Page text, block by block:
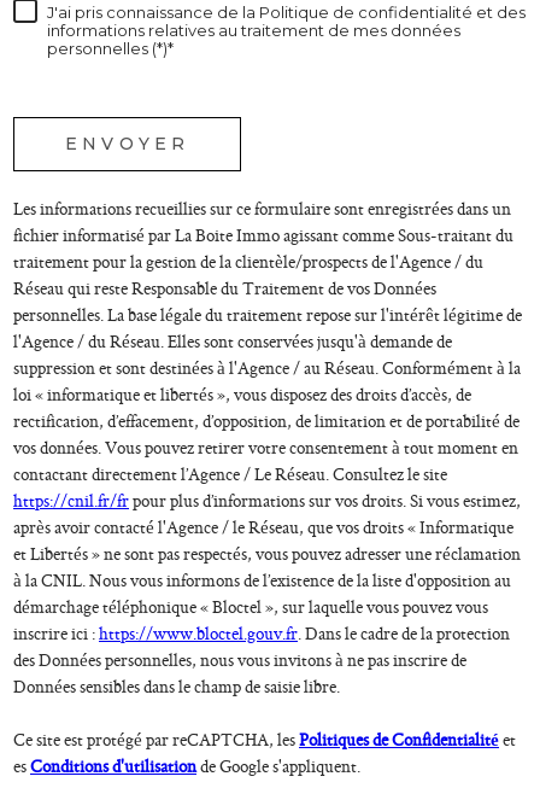
J'ai pris connaissance de la Politique de confidentialité et des
informations relatives au traitement de mes données
personnelles (*)*
ENVOYER
Les informations recueillies sur ce formulaire sont enregistrées dans un
fichier informatisé par La Boite Immo agissant comme Sous-traitant du
traitement pour la gestion de la clientèle/prospects de l'Agence / du
Réseau qui reste Responsable du Traitement de vos Données
personnelles. La base légale du traitement repose sur l'intérêt légitime de
l'Agence / du Réseau. Elles sont conservées jusqu'à demande de
suppression et sont destinées à l'Agence / au Réseau. Conformément à la
loi « informatique et libertés », vous disposez des droits d’accès, de
rectification, d’effacement, d’opposition, de limitation et de portabilité de
vos données. Vous pouvez retirer votre consentement à tout moment en
contactant directement l’Agence / Le Réseau. Consultez le site
https://cnil.fr/frpour plus d’informations sur vos droits. Si vous estimez,
après avoir contacté l'Agence / le Réseau, que vos droits « Informatique
et Libertés » ne sont pas respectés, vous pouvez adresser une réclamation
à la CNIL. Nous vous informons de l’existence de la liste d'opposition au
démarchage téléphonique « Bloctel », sur laquelle vous pouvez vous
inscrire ici :https://www.bloctel.gouv.fr. Dans le cadre de la protection
des Données personnelles, nous vous invitons à ne pas inscrire de
Données sensibles dans le champ de saisie libre.
Ce site est protégé par reCAPTCHA, lesPolitiques de Confidentialitéet
esConditions d'utilisationde Google s'appliquent.